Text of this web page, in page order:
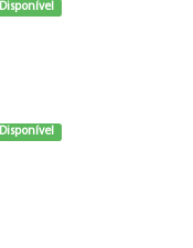
Disponível
Disponível